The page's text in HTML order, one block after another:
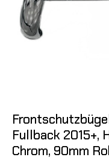
Fullback 2015+,
Chrom, 90mm